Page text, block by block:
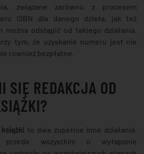
związane zarówno z procesem
ISBN dla danego dzieła, jak też
odstąpić od takiego działania.
tym, że uzyskanie numeru jest nie
również bezpłatne.
SIĘ REDAKCJA OD
to dwa zupełnie inne działania.
wszystkim o wyłapanie